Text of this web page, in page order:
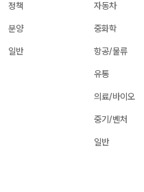
정책
분양
일반
자동차
중화학
항공/물류
유통
의료/바이오
중기/벤처
일반